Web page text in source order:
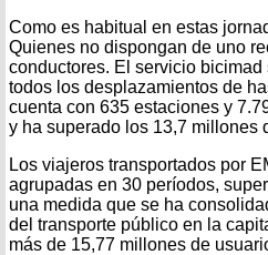
Como es habitual en estas
Quienes no dispongan de uno
conductores. El servicio
todos los desplazamientos de
cuenta con 635 estaciones y
y ha superado los 13,7 millones
Los viajeros transportados por
agrupadas en 30 períodos,
una medida que se ha
del transporte público en la
más de 15,77 millones de